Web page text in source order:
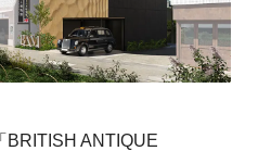
BRITISH ANTIQUE